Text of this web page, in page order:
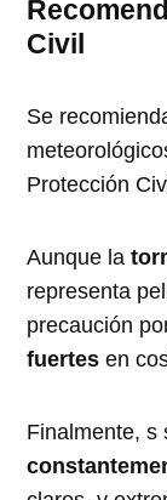
Civil
Se
Protección
Aunque la
representa
precaución
fuertes en
Finalmente, s